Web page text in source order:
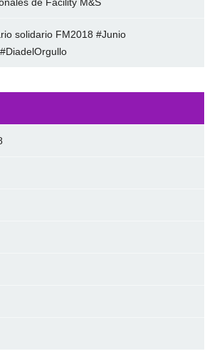
de Facility M&S
solidario FM2018 #Junio